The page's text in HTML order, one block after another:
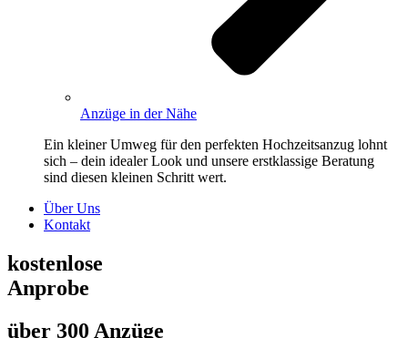
Anzüge in der Nähe
Ein kleiner Umweg für den perfekten Hochzeitsanzug lohnt
sich – dein idealer Look und unsere erstklassige Beratung
sind diesen kleinen Schritt wert.
Über Uns
Kontakt
kostenlose
Anprobe
über 300 Anzüge